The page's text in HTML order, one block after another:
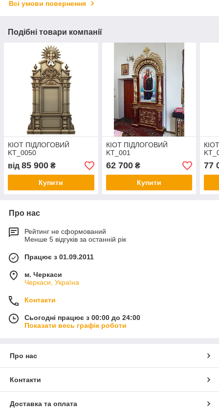
Всі умови повернення
Подібні товари компанії
КІОТ ПІДЛОГОВИЙ
KT_0050
від 85 900 ₴
Купити
КІОТ ПІДЛОГОВИЙ
KT_001
62 700₴
Купити
77
Про нас
Рейтинг не сформований
Менше 5 відгуків за останній рік
Працює з 01.09.2011
м. Черкаси
Черкаси, Україна
Контакти
Сьогодні працює з 00:00 до 24:00
Показати весь графік роботи
Про нас
Контакти
Доставка та оплата